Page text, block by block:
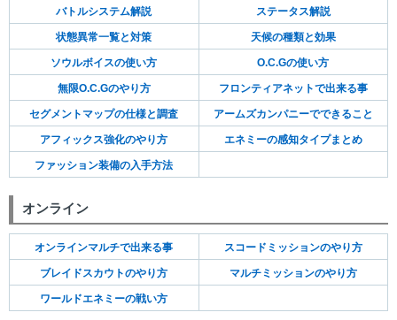
バトルシステム解説 ステータス解説
状態異常一覧と対策 天候の種類と効果
ソウルボイスの使い方 O.C.Gの使い方
無限O.C.Gのやり方 フロンティアネットで出来る事
セグメントマップの仕様と調査 アームズカンパニーでできること
アフィックス強化のやり方 エネミーの感知タイプまとめ
ファッション装備の入手方法
オンライン
オンラインマルチで出来る事 スコードミッションのやり方
ブレイドスカウトのやり方 マルチミッションのやり方
ワールドエネミーの戦い方